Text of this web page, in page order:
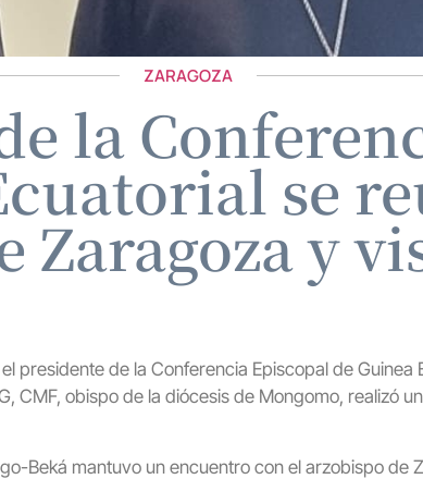
ZARAGOZA
la
se
Zaragoza y
presidente de la Conferencia Episcopal de Guinea
CMF, obispo de la diócesis de Mongomo, realizó
Beká mantuvo un encuentro con el arzobispo de